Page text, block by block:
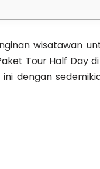
wisatawan
Tour Half Day
dengan